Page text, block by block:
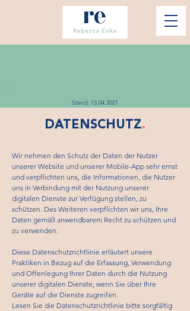
Stand: 13.04.2021
DATENSCHUTZ.
Wir nehmen den Schutz der Daten der Nutzer
unserer Website und unserer Mobile-App sehr ernst
und verpflichten uns, die Informationen, die Nutzer
uns in Verbindung mit der Nutzung unserer
digitalen Dienste zur Verfügung stellen, zu
schützen. Des Weiteren verpflichten wir uns, Ihre
Daten gemäß anwendbarem Recht zu schützen und
zu verwenden.
Diese Datenschutzrichtlinie erläutert unsere
Praktiken in Bezug auf die Erfassung, Verwendung
und Offenlegung Ihrer Daten durch die Nutzung
unserer digitalen Dienste, wenn Sie über Ihre
Geräte auf die Dienste zugreifen.
Lesen Sie die Datenschutzrichtlinie bitte sorgfältig